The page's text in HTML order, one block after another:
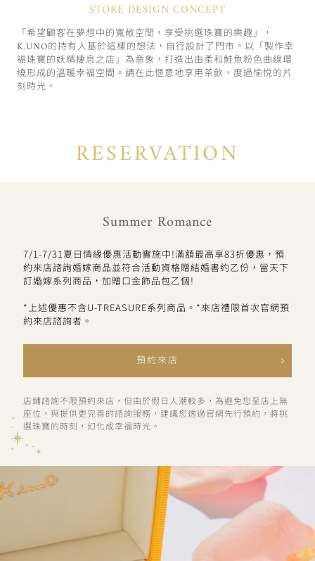
STORE DESIGN CONCEPT
「希望顧客在夢想中的寬敞空間，享受挑選珠寶的樂趣」，
K.UNO的持有人基於這樣的想法，自行設計了門市。以「製作幸
福珠寶的妖精棲息之店」為意象，打造出由柔和鮭魚粉色曲線環
繞形成的溫暖幸福空間。請在此愜意地享用茶飲，度過愉悅的片
刻時光。
RESERVATION
Summer Romance
7/1-7/31夏日情緣優惠活動實施中!滿額最高享83折優惠，預
約來店諮詢婚嫁商品並符合活動資格贈結婚書約乙份，當天下
訂婚嫁系列商品，加贈口金飾品包乙個!
*上述優惠不含U-TREASURE系列商品。*來店禮限首次官網預
約來店諮詢者。
預約來店
店鋪諮詢不限預約來店，但由於假日人潮較多，為避免您至店上無
座位，與提供更完善的諮詢服務，建議您透過官網先行預約，將挑
選珠寶的時刻，幻化成幸福時光。